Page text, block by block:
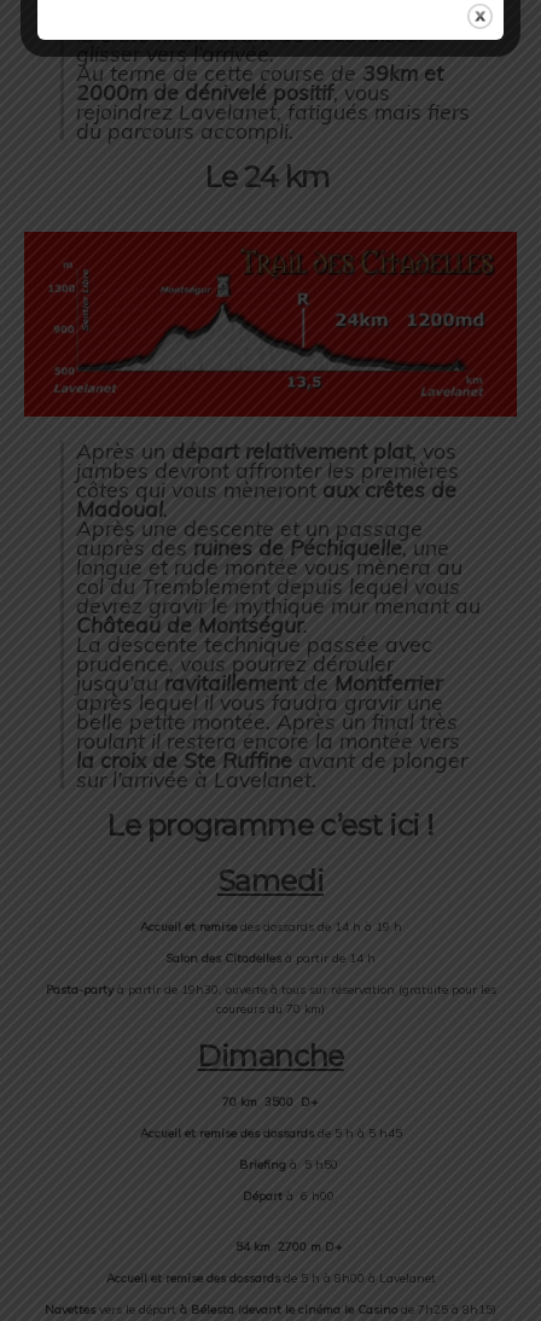
, puis parcourir
la crête finale avant de vous laisser
glisser vers l’arrivée.
Au terme de cette course de 39km et
2000m de dénivelé positif, vous
rejoindrez Lavelanet, fatigués mais fiers
du parcours accompli.
Le 24 km
Après un départ relativement plat, vos
jambes devront affronter les premières
côtes qui vous mèneront aux crêtes de
Madoual.
Après une descente et un passage
auprès des ruines de Péchiquelle, une
longue et rude montée vous mènera au
col du Tremblement depuis lequel vous
devrez gravir le mythique mur menant au
Château de Montségur.
La descente technique passée avec
prudence, vous pourrez dérouler
jusqu’au ravitaillementde Montferrier
après lequel il vous faudra gravir une
belle petite montée. Après un final très
roulant il restera encore la montée vers
la croix de Ste Ruffine avant de plonger
sur l’arrivée à Lavelanet.
Le programme c’est ici !
Samedi
Accueil et remisedes dossards de 14 h à 19 h
Salon des Citadelles à partir de 14 h
Pasta-partyà partir de 19h30, ouverte à tous sur réservation (gratuite pour les
coureurs du 70 km)
Dimanche
70 km 3500 D+
Accueil et remise des dossardsde 5 h à 5 h45
Briefing à 5 h50
Départ à 6 h00
54 km 2700 m D+
Accueil et remise des dossardsde 5 h à 8h00 à Lavelanet
Navettes vers le départ à Bélesta (devant le cinéma le Casino de 7h25 à 8h15)